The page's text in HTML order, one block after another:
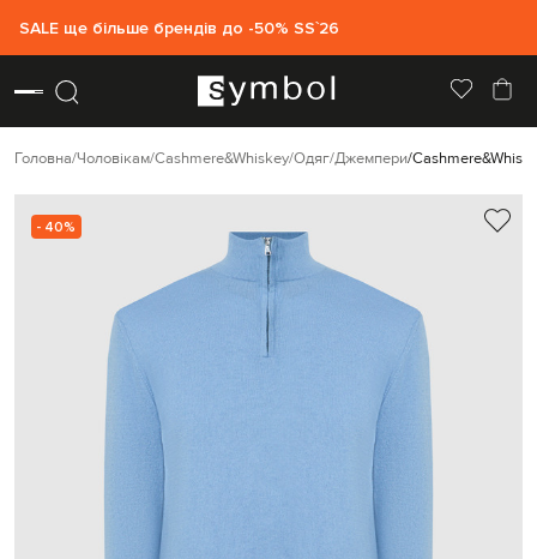
SALE ще більше брендів до -50% SS`26
Головна Чоловікам Cashmere&Whiskey Одяг Джемпери
- 40%